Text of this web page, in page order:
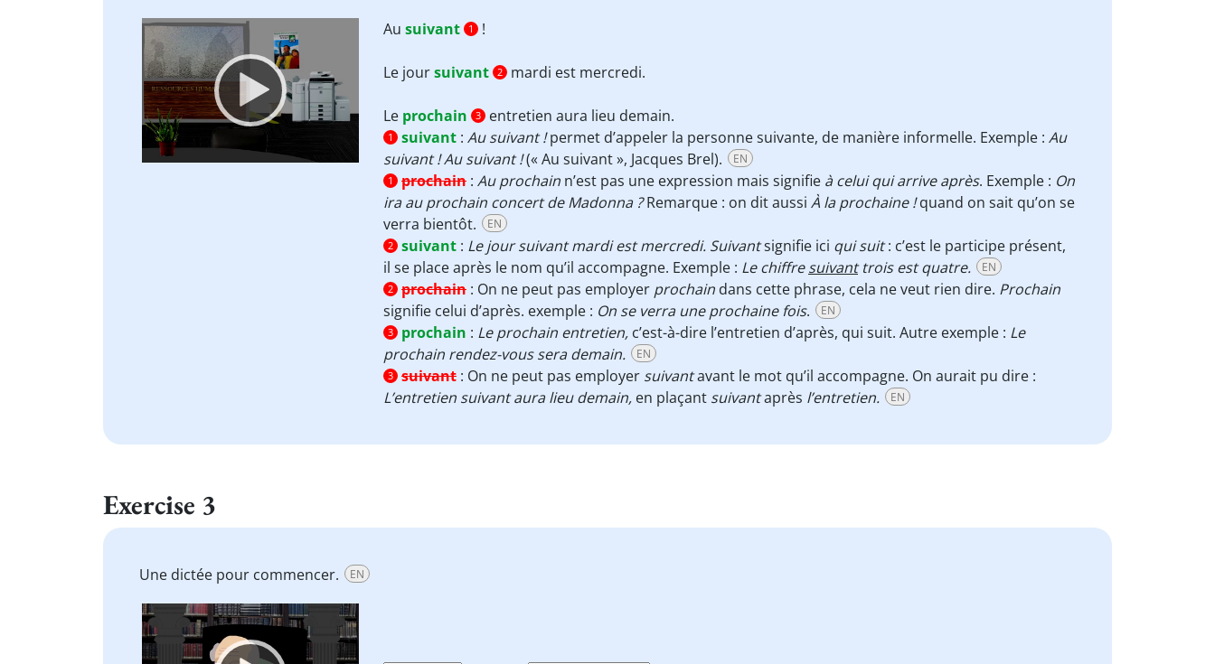
Video
Player
Au suivant 1 !
Le joursuivant 2 mardi est mercredi.
Le prochain 3 entretien aura lieu demain.
1 suivant : Au suivant !permet d’appeler la personne suivante, de manière informelle. Exemple : Au
suivant ! Au suivant !(« Au suivant », Jacques Brel). EN
1 prochain : Au prochain n’est pas une expression mais signifie à celui qui arrive après. Exemple : On
ira au prochain concert de Madonna ?Remarque : on dit aussi À la prochaine !quand on sait qu’on se
verra bientôt.
EN
2 suivant : Le jour suivant mardi est mercredi. Suivantsignifie ici qui suit: c’est le participe présent,
il se place après le nom qu’il accompagne. Exemple : Le chiffresuivanttrois est quatre. EN
2 prochain : On ne peut pas employer prochain dans cette phrase, cela ne veut rien dire. Prochain
signifie celui d’après. exemple : On se verra une prochaine fois. EN
3 prochain : Le prochain entretien, c’est-à-dire l’entretien d’après, qui suit. Autre exemple : Le
prochain rendez-vous sera demain.
EN
3 suivant : On ne peut pas employer suivantavant le mot qu’il accompagne. On aurait pu dire :
L’entretien suivant aura lieu demain, en plaçant suivantaprès l’entretien. EN
Exercise 3
Une dictée pour commencer. EN
Video
Player